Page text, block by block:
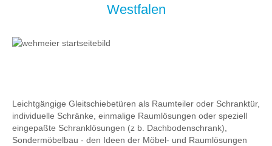
Westfalen
Leichtgängige Gleitschiebetüren als Raumteiler oder Schranktür,
individuelle Schränke, einmalige Raumlösungen oder speziell
eingepaßte Schranklösungen (z b. Dachbodenschrank),
Sondermöbelbau - den Ideen der Möbel- und Raumlösungen